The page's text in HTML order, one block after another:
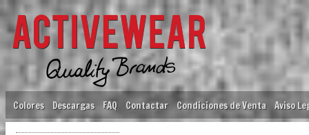
Colores Descargas FAQ Contactar Condiciones de Venta Aviso